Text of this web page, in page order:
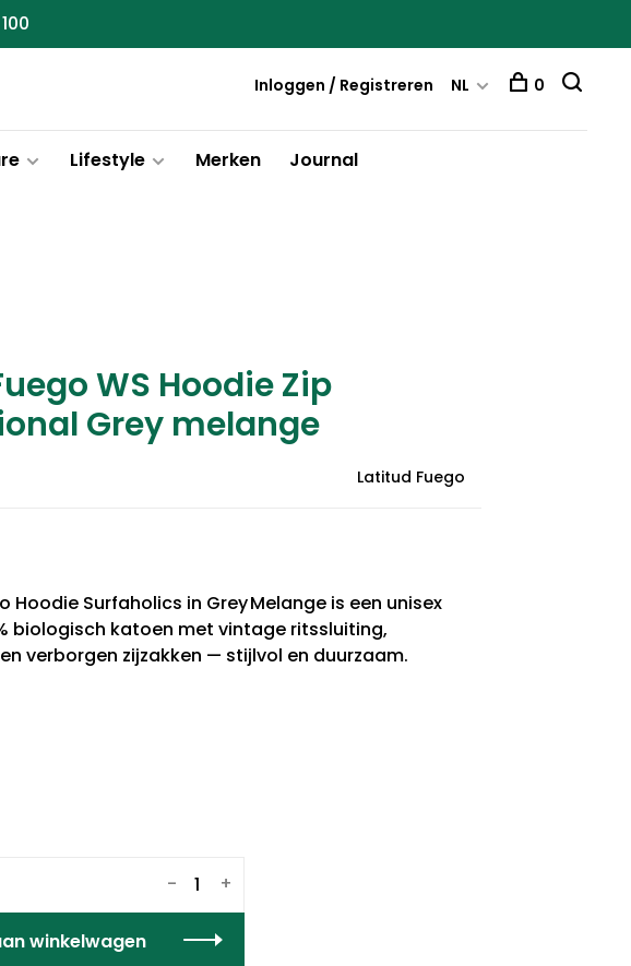
Lifestyle Merken Journal
Inloggen / Registreren NL 0
WS Hoodie Zip
Grey melange
Latitud Fuego
Hoodie Surfaholics in Grey Melange is een unisex
biologisch katoen met vintage ritssluiting,
verborgen zijzakken — stijlvol en duurzaam.
+
-
winkelwagen